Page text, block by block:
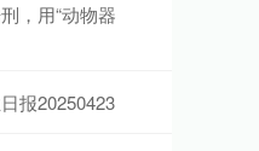
，用“动物器
报20250423